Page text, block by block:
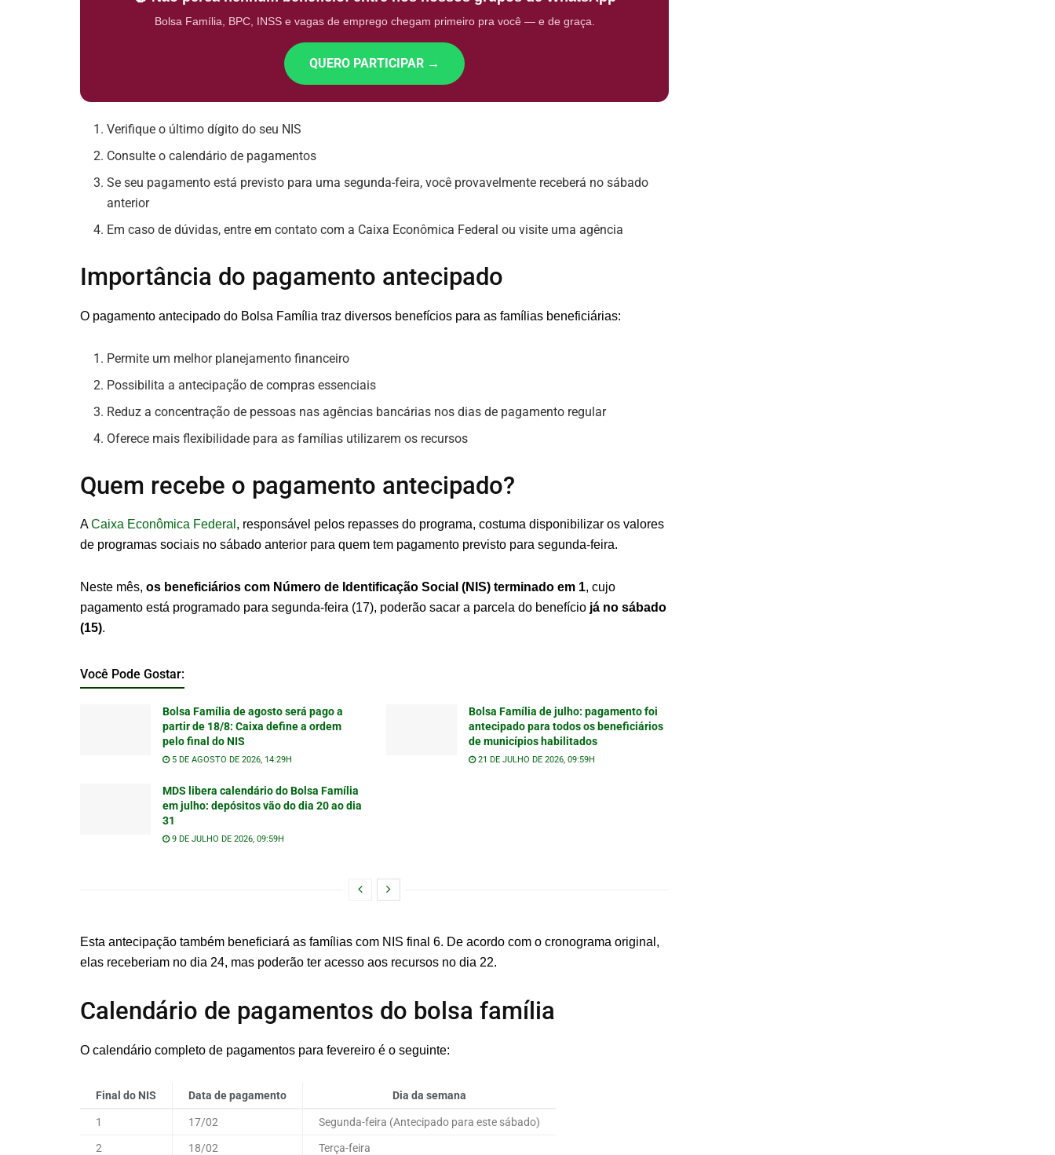
Bolsa Família, BPC, INSS e vagas de emprego chegam primeiro pra você — e de graça.
QUERO PARTICIPAR →
Verifique o último dígito do seu NIS
Consulte o calendário de pagamentos
Se seu pagamento está previsto para uma segunda-feira, você provavelmente receberá no sábado
anterior
Em caso de dúvidas, entre em contato com a Caixa Econômica Federal ou visite uma agência
Importância do pagamento antecipado
O pagamento antecipado do Bolsa Família traz diversos benefícios para as famílias beneficiárias:
Permite um melhor planejamento financeiro
Possibilita a antecipação de compras essenciais
Reduz a concentração de pessoas nas agências bancárias nos dias de pagamento regular
Oferece mais flexibilidade para as famílias utilizarem os recursos
Quem recebe o pagamento antecipado?
ACaixa Econômica Federal , responsável pelos repasses do programa, costuma disponibilizar os valores
de programas sociais no sábado anterior para quem tem pagamento previsto para segunda-feira.
Neste mês, os beneficiários com Número de Identificação Social (NIS) terminado em 1, cujo
pagamento está programado para segunda-feira (17), poderão sacar a parcela do benefício já no sábado
(15).
Você Pode Gostar:
Bolsa Família de agosto será pago a
partir de 18/8: Caixa define a ordem
pelo final do NIS
5 DE AGOSTO DE 2026, 14:29H
Bolsa Família de julho: pagamento foi
antecipado para todos os beneficiários
de municípios habilitados
21 DE JULHO DE 2026, 09:59H
MDS libera calendário do Bolsa Família
em julho: depósitos vão do dia 20 ao dia
31
9 DE JULHO DE 2026, 09:59H
Esta antecipação também beneficiará as famílias com NIS final 6. De acordo com o cronograma original,
elas receberiam no dia 24, mas poderão ter acesso aos recursos no dia 22.
Calendário de pagamentos do bolsa família
O calendário completo de pagamentos para fevereiro é o seguinte:
Final do NIS Data de pagamento Dia da semana
1 17/02 Segunda-feira (Antecipado para este sábado)
2 18/02 Terça-feira